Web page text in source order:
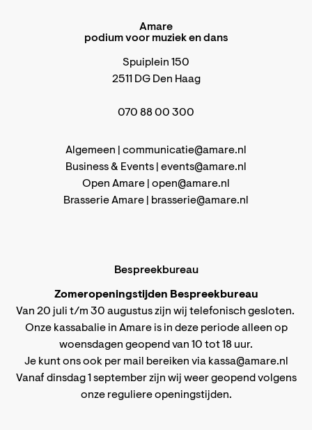
Amare
podium voor muziek en dans
Spuiplein 150
2511 DG Den Haag
070 88 00 300
Algemeen | communicatie@amare.nl
Business & Events | events@amare.nl
Open Amare | open@amare.nl
Brasserie Amare | brasserie@amare.nl
Bespreekbureau
Zomeropeningstijden Bespreekbureau
Van 20 juli t/m 30 augustus zijn wij telefonisch gesloten.
Onze kassabalie in Amare is in deze periode alleen op
woensdagen geopend van 10 tot 18 uur.
Je kunt ons ook per mail bereiken via kassa@amare.nl
Vanaf dinsdag 1 september zijn wij weer geopend volgens
onze reguliere openingstijden.